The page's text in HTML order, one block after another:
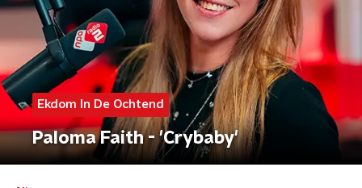
Ekdom In De Ochtend
Paloma Faith - 'Crybaby'